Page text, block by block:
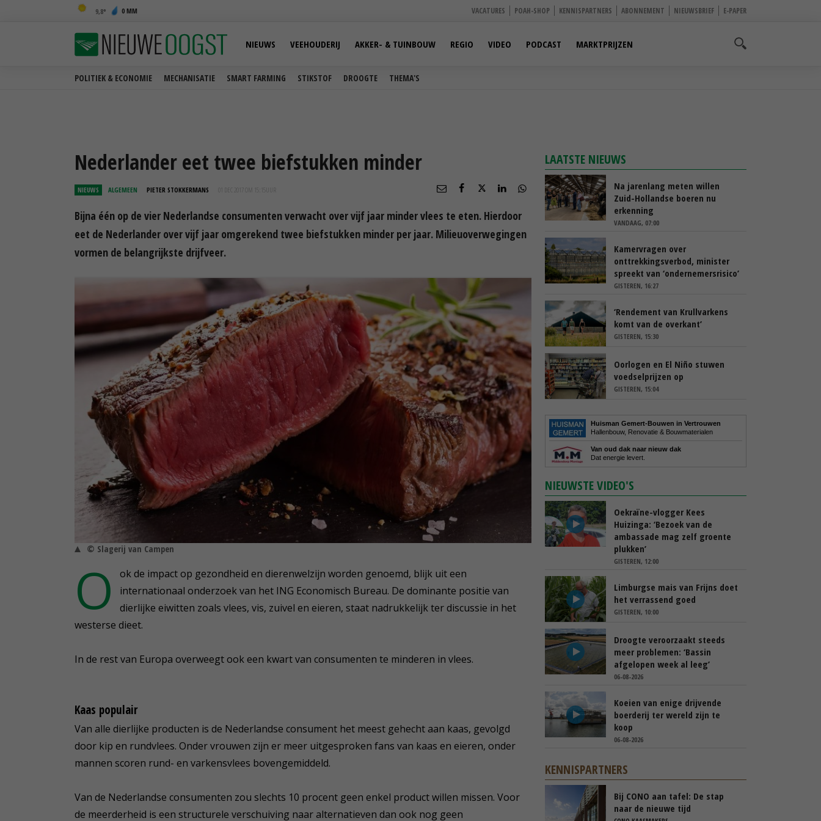
9,8 0 MM VACATURES POAH-SHOP KENNISPARTNERS ABONNEMENT NIEUWSBRIEF E-PAPER
POLITIEK & ECONOMIE MECHANISATIE SMART FARMING STIKSTOF DROOGTE THEMA'S
NIEUWS VEEHOUDERIJ AKKER- & TUINBOUW REGIO VIDEO PODCAST MARKTPRIJZEN
Nederlander eet twee biefstukken minder
NIEUWS ALGEMEEN PIETER STOKKERMANS 01 DEC 2017 OM 15:15
Bijna één op de vier Nederlandse consumenten verwacht over vijf jaar minder vlees te eten. Hierdoor
eet de Nederlander over vijf jaar omgerekend twee biefstukken minder per jaar. Milieuoverwegingen
vormen de belangrijkste drijfveer.
© Slagerij van Campen
O
ok de impact op gezondheid en dierenwelzijn worden genoemd, blijk uit een
internationaal onderzoek van het ING Economisch Bureau. De dominante positie van
dierlijke eiwitten zoals vlees, vis, zuivel en eieren, staat nadrukkelijk ter discussie in het
westerse dieet.
In de rest van Europa overweegt ook een kwart van consumenten te minderen in vlees.
Kaas populair
Van alle dierlijke producten is de Nederlandse consument het meest gehecht aan kaas, gevolgd
door kip en rundvlees. Onder vrouwen zijn er meer uitgesproken fans van kaas en eieren, onder
mannen scoren rund- en varkensvlees bovengemiddeld.
Van de Nederlandse consumenten zou slechts 10 procent geen enkel product willen missen. Voor
de meerderheid is een structurele verschuiving naar alternatieven dan ook nog geen
LAATSTE NIEUWS
Na jarenlang meten willen
Zuid-Hollandse boeren nu
erkenning
VANDAAG, 07:00
Kamervragen over
onttrekkingsverbod, minister
spreekt van ‘ondernemersrisico’
GISTEREN, 16:27
‘Rendement van Krullvarkens
komt van de overkant’
GISTEREN, 15:30
Oorlogen en El Niño stuwen
voedselprijzen op
GISTEREN, 15:04
Huisman Gemert-Bouwen in Vertrouwen
Hallenbouw, Renovatie & Bouwmaterialen
Van oud dak naar nieuw dak
Dat energie levert.
NIEUWSTE VIDEO'S
Oekraïne-vlogger Kees
Huizinga: ‘Bezoek van de
ambassade mag zelf groente
plukken’
GISTEREN, 12:00
Limburgse mais van Frijns doet
het verrassend goed
GISTEREN, 10:00
Droogte veroorzaakt steeds
meer problemen: ‘Bassin
afgelopen week al leeg’
06-08-2026
Koeien van enige drijvende
boerderij ter wereld zijn te
koop
06-08-2026
KENNISPARTNERS
Bij CONO aan tafel: De stap
naar de nieuwe tijd